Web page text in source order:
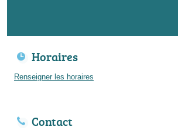
Horaires
Renseigner les horaires
Contact